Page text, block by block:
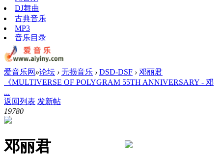
DJ舞曲
古典音乐
MP3
音乐目录
爱音乐网 »论坛 › 无损音乐 › DSD-DSF › 邓丽君
《MULTIVERSE OF POLYGRAM 55TH ANNIVERSARY - 邓
...
返回列表 发新帖
19780
邓丽君